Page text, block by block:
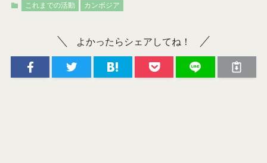
これまでの活動 カンボジア
よかったらシェアしてね！